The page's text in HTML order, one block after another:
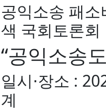
공익소송 패
색 국회토론회
“공익소송
일시⋅장소 :
계